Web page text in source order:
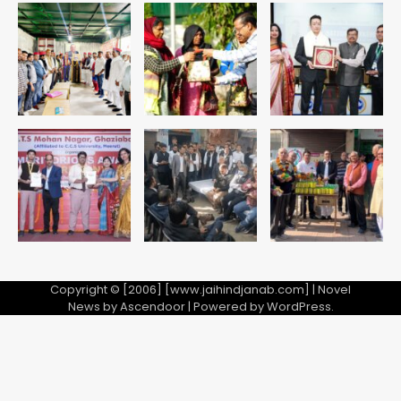
4
5
एयरपोर्ट का फर्जी कर्मचारी बनकर 3 लाख
उड़ाए, अब पहुंचा सलाखों के पीछे
Team JHJ
Copyright © [2006] [www.jaihindjanab.com] | Novel
News byAscendoor| Powered byWordPress.